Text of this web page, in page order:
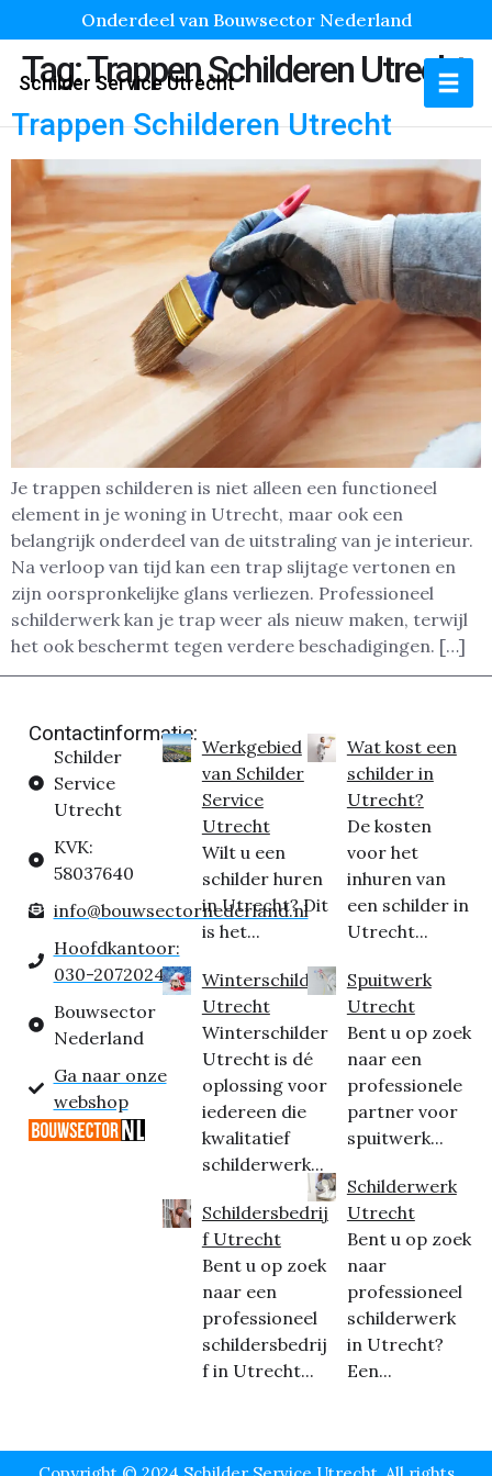
Onderdeel van Bouwsector Nederland
Schilder Service Utrecht
Tag:Trappen Schilderen Utrecht
Trappen Schilderen Utrecht
Je trappen schilderen is niet alleen een functioneel
element in je woning in Utrecht, maar ook een
belangrijk onderdeel van de uitstraling van je interieur.
Na verloop van tijd kan een trap slijtage vertonen en
zijn oorspronkelijke glans verliezen. Professioneel
schilderwerk kan je trap weer als nieuw maken, terwijl
het ook beschermt tegen verdere beschadigingen. […]
Contactinformatie:
Schilder
Service
Utrecht
KVK:
58037640
info@bouwsectornederland.nl
Hoofdkantoor:
030-2072024
Bouwsector
Nederland
Ga naar onze
webshop
Werkgebied
van Schilder
Service
Utrecht
Wilt u een
schilder huren
in Utrecht? Dit
is het...
Winterschilder
Utrecht
Winterschilder
Utrecht is dé
oplossing voor
iedereen die
kwalitatief
schilderwerk...
Schildersbedrij
f Utrecht
Bent u op zoek
naar een
professioneel
schildersbedrij
f in Utrecht...
Wat kost een
schilder in
Utrecht?
De kosten
voor het
inhuren van
een schilder in
Utrecht...
Spuitwerk
Utrecht
Bent u op zoek
naar een
professionele
partner voor
spuitwerk...
Schilderwerk
Utrecht
Bent u op zoek
naar
professioneel
schilderwerk
in Utrecht?
Een...